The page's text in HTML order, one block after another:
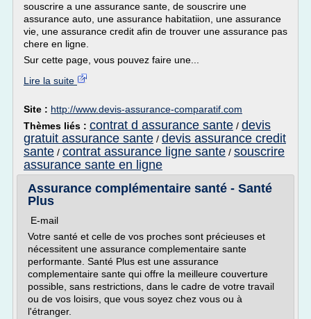
souscrire a une assurance sante, de souscrire une
assurance auto, une assurance habitatiion, une assurance
vie, une assurance credit afin de trouver une assurance pas
chere en ligne.
Sur cette page, vous pouvez faire une...
Lire la suite
Site : http://www.devis-assurance-comparatif.com
Thèmes liés : contrat d assurance sante / devis
gratuit assurance sante / devis assurance credit
sante / contrat assurance ligne sante / souscrire
assurance sante en ligne
Assurance complémentaire santé - Santé
Plus
E-mail
Votre santé et celle de vos proches sont précieuses et
nécessitent une assurance complementaire sante
performante. Santé Plus est une assurance
complementaire sante qui offre la meilleure couverture
possible, sans restrictions, dans le cadre de votre travail
ou de vos loisirs, que vous soyez chez vous ou à
l'étranger.